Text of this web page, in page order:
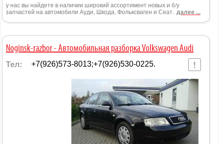
у нас вы найдете в наличии широкий ассортимент новых и б/у
запчастей на автомобили Ауди, Шкода, Фольксваген и Сеат. далее ...
Noginsk-razbor - Автомобильная разборка Volkswagen Audi
Тел: +7(926)573-8013;+7(926)530-0225.